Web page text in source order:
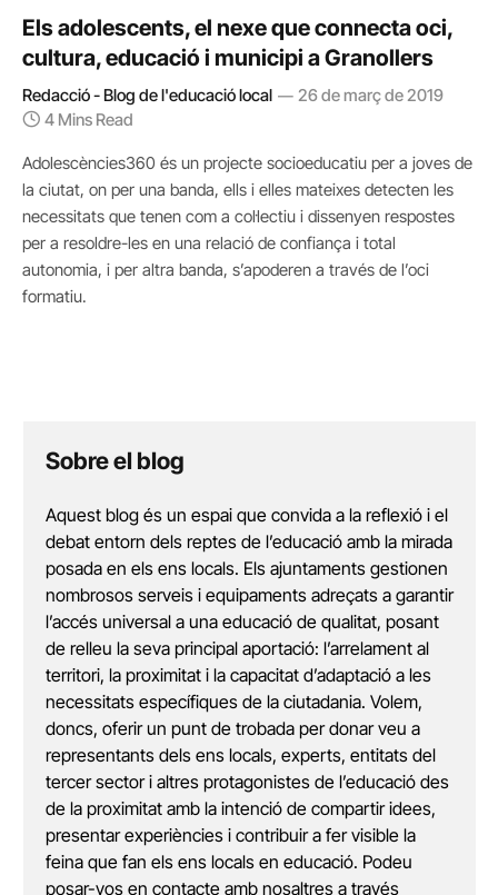
Els adolescents, el nexe que connecta oci,
cultura, educació i municipi a Granollers
Redacció - Blog de l'educació local
26 de març de 2019
4 Mins Read
Adolescències360 és un projecte socioeducatiu per a joves de
la ciutat, on per una banda, ells i elles mateixes detecten les
necessitats que tenen com a col·lectiu i dissenyen respostes
per a resoldre-les en una relació de confiança i total
autonomia, i per altra banda, s’apoderen a través de l’oci
formatiu.
Sobre el blog
Aquest blog és un espai que convida a la reflexió i el
debat entorn dels reptes de l’educació amb la mirada
posada en els ens locals. Els ajuntaments gestionen
nombrosos serveis i equipaments adreçats a garantir
l’accés universal a una educació de qualitat, posant
de relleu la seva principal aportació: l’arrelament al
territori, la proximitat i la capacitat d’adaptació a les
necessitats específiques de la ciutadania. Volem,
doncs, oferir un punt de trobada per donar veu a
representants dels ens locals, experts, entitats del
tercer sector i altres protagonistes de l’educació des
de la proximitat amb la intenció de compartir idees,
presentar experiències i contribuir a fer visible la
feina que fan els ens locals en educació. Podeu
posar-vos en contacte amb nosaltres a través